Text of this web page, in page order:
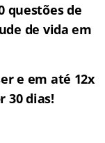
questões de
de vida em
e em até 12x
30 dias!